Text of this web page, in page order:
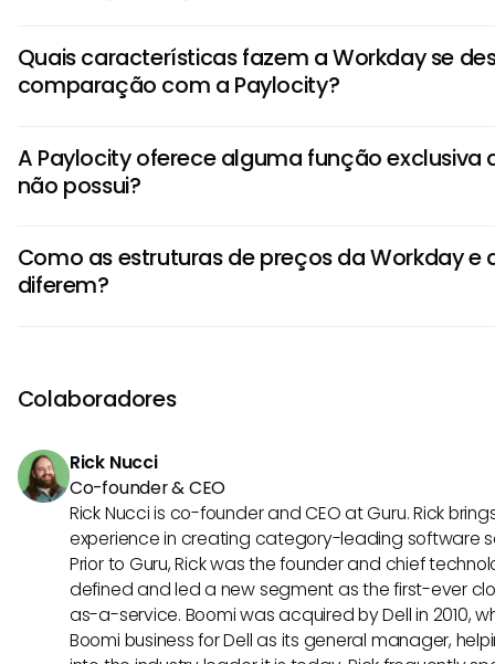
Quais características fazem a Workday se
comparação com a Paylocity?
tornando-a ideal para tomadas de decisão baseadas
Workday oferece recursos avançados de
A Paylocity oferece alguma função exclusiva
não possui?
em suas ferramentas de autoatendimento para
também oferece um forte foco em processamento de
Como as estruturas de preços da Workday e
diferem?
organizacionais. Em contraste, a Paylocity
de preços mais escalável que pode acomodar
Colaboradores
Rick Nucci
Co-founder & CEO
Rick Nucci is co-founder and CEO at Guru. Rick
experience in creating category-leading software
Prior to Guru, Rick was the founder and chief
defined and led a new segment as the first-ever
as-a-service. Boomi was acquired by Dell in 2010,
Boomi business for Dell as its general manager,